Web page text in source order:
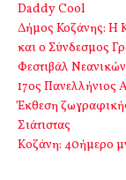
Daddy Cool
Δήμος Κοζάνης: Η
και ο Σύνδεσμος
Φεστιβάλ
17ος Πανελλήνιος
Έκθεση
Σιάτιστας
Kοζάνη: 40ήμερο